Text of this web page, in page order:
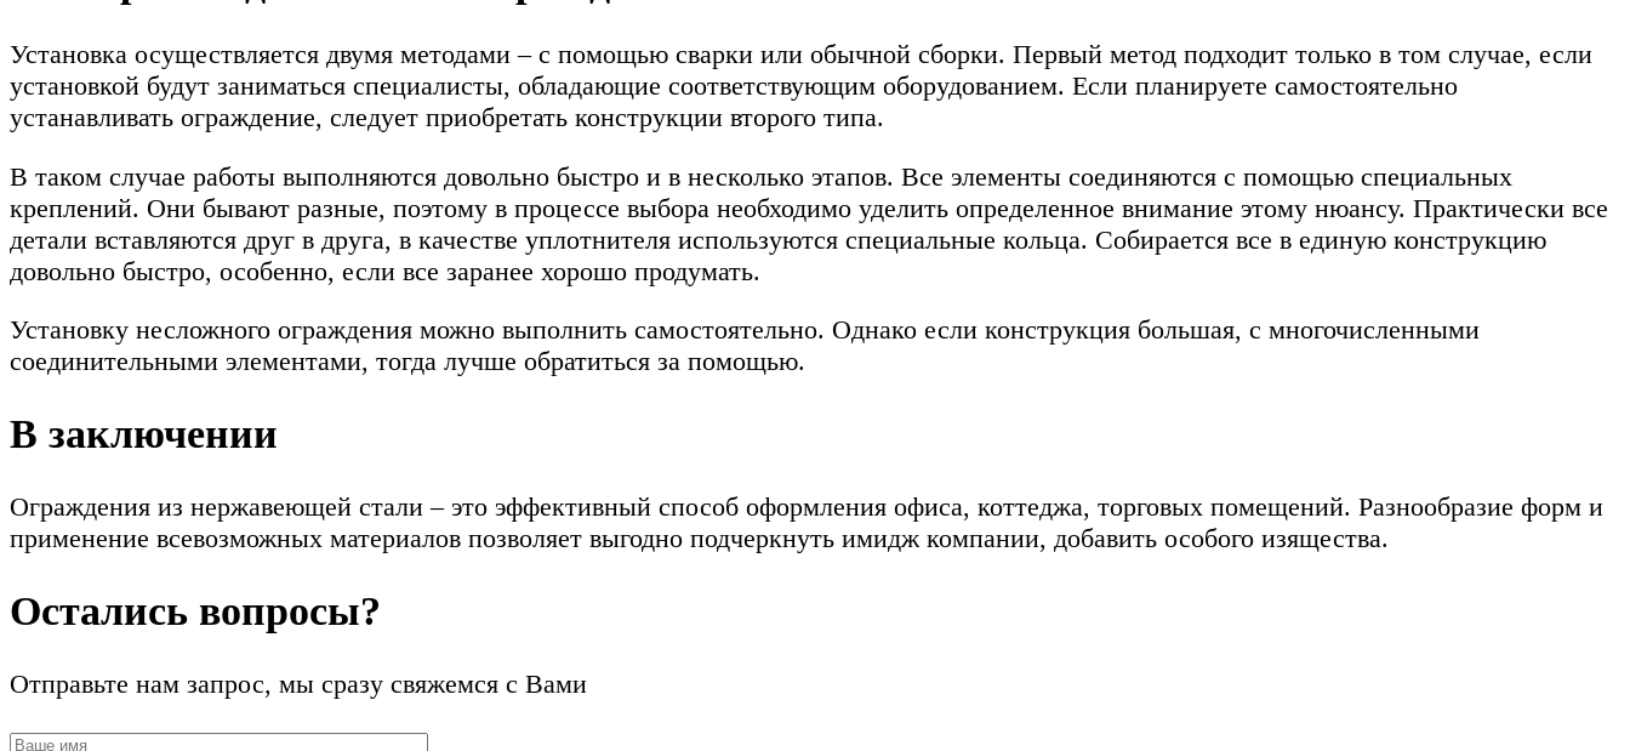
Установка осуществляется двумя методами – с помощью сварки или обычной сборки. Первый метод подходит только в том случае, если
установкой будут заниматься специалисты, обладающие соответствующим оборудованием. Если планируете самостоятельно
устанавливать ограждение, следует приобретать конструкции второго типа.
В таком случае работы выполняются довольно быстро и в несколько этапов. Все элементы соединяются с помощью специальных
креплений. Они бывают разные, поэтому в процессе выбора необходимо уделить определенное внимание этому нюансу. Практически все
детали вставляются друг в друга, в качестве уплотнителя используются специальные кольца. Собирается все в единую конструкцию
довольно быстро, особенно, если все заранее хорошо продумать.
Установку несложного ограждения можно выполнить самостоятельно. Однако если конструкция большая, с многочисленными
соединительными элементами, тогда лучше обратиться за помощью.
В заключении
Ограждения из нержавеющей стали – это эффективный способ оформления офиса, коттеджа, торговых помещений. Разнообразие форм и
применение всевозможных материалов позволяет выгодно подчеркнуть имидж компании, добавить особого изящества.
Остались вопросы?
Отправьте нам запрос, мы сразу свяжемся с Вами